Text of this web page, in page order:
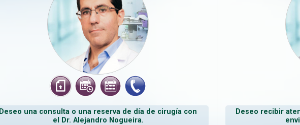
Deseo una consulta o una reserva de día de cirugía con
el Dr. Alejandro Nogueira.
Deseo recibir